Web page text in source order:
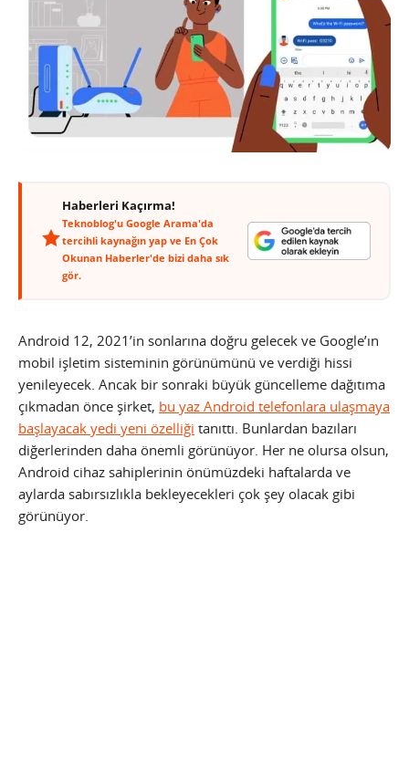
Haberleri Kaçırma!
Teknoblog'u Google Arama'da
tercihli kaynağın yap ve En Çok
Okunan Haberler'de bizi daha sık
gör.
Android 12, 2021’in sonlarına doğru gelecek ve Google’ın
mobil işletim sisteminin görünümünü ve verdiği hissi
yenileyecek. Ancak bir sonraki büyük güncelleme dağıtıma
çıkmadan önce şirket, bu yaz Android telefonlara ulaşmaya
başlayacak yedi yeni özelliği tanıttı. Bunlardan bazıları
diğerlerinden daha önemli görünüyor. Her ne olursa olsun,
Android cihaz sahiplerinin önümüzdeki haftalarda ve
aylarda sabırsızlıkla bekleyecekleri çok şey olacak gibi
görünüyor.